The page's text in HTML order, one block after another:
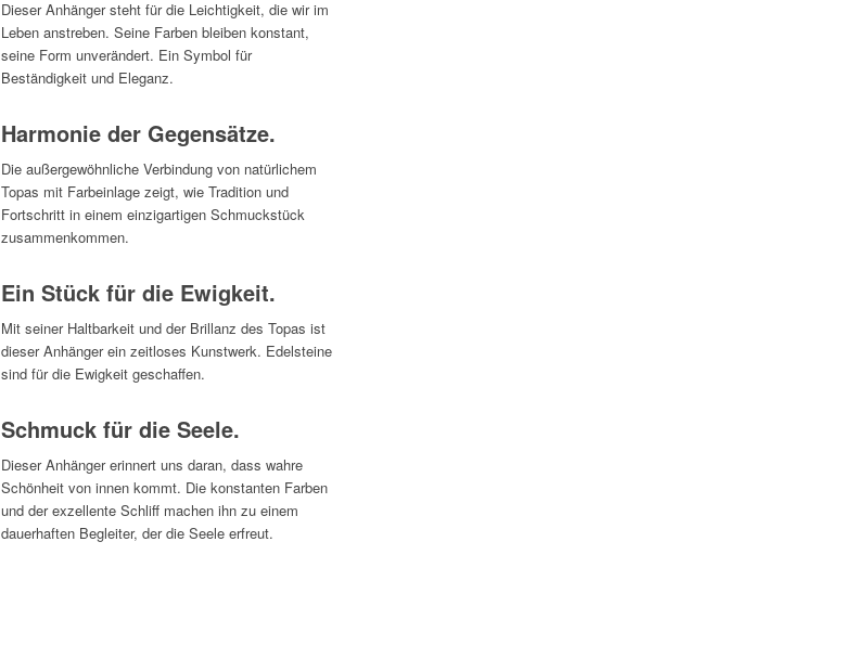
Dieser Anhänger steht für die Leichtigkeit, die wir im
Leben anstreben. Seine Farben bleiben konstant,
seine Form unverändert. Ein Symbol für
Beständigkeit und Eleganz.
Harmonie der Gegensätze.
Die außergewöhnliche Verbindung von natürlichem
Topas mit Farbeinlage zeigt, wie Tradition und
Fortschritt in einem einzigartigen Schmuckstück
zusammenkommen.
Ein Stück für die Ewigkeit.
Mit seiner Haltbarkeit und der Brillanz des Topas ist
dieser Anhänger ein zeitloses Kunstwerk. Edelsteine
sind für die Ewigkeit geschaffen.
Schmuck für die Seele.
Dieser Anhänger erinnert uns daran, dass wahre
Schönheit von innen kommt. Die konstanten Farben
und der exzellente Schliff machen ihn zu einem
dauerhaften Begleiter, der die Seele erfreut.